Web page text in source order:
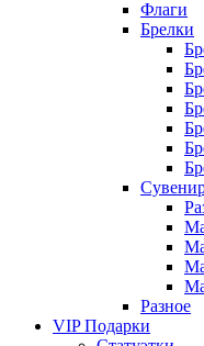
Флаги
Брелки
Разное
VIP Подарки